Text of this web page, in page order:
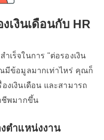
เงินเดือนกับ HR
เร็จในการ "ต่อรองเงิน
มีข้อมูลมากเท่าไหร่ คุณก็
งเงินเดือน และสามารถ
ชีพมากขึ้น
ตำแหน่งงาน